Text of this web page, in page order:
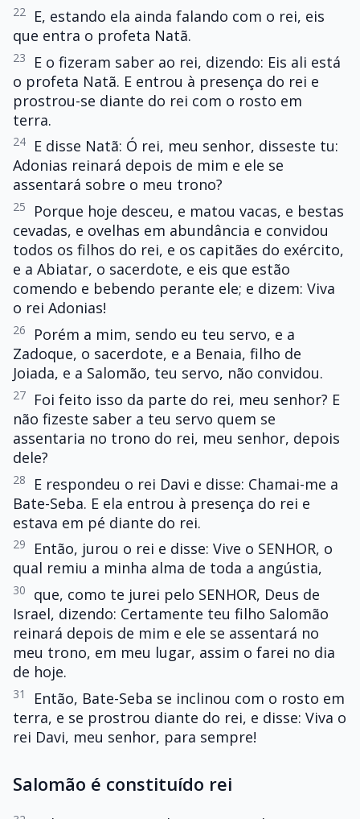
22
E, estando ela ainda falando com o rei, eis
que entra o profeta Natã.
23
E o fizeram saber ao rei, dizendo: Eis ali está
o profeta Natã. E entrou à presença do rei e
prostrou-se diante do rei com o rosto em
terra.
24
E disse Natã: Ó rei, meu senhor, disseste tu:
Adonias reinará depois de mim e ele se
assentará sobre o meu trono?
25
Porque hoje desceu, e matou vacas, e bestas
cevadas, e ovelhas em abundância e convidou
todos os filhos do rei, e os capitães do exército,
e a Abiatar, o sacerdote, e eis que estão
comendo e bebendo perante ele; e dizem: Viva
o rei Adonias!
26
Porém a mim, sendo eu teu servo, e a
Zadoque, o sacerdote, e a Benaia, filho de
Joiada, e a Salomão, teu servo, não convidou.
27
Foi feito isso da parte do rei, meu senhor? E
não fizeste saber a teu servo quem se
assentaria no trono do rei, meu senhor, depois
dele?
28
E respondeu o rei Davi e disse: Chamai-me a
Bate-Seba. E ela entrou à presença do rei e
estava em pé diante do rei.
29
Então, jurou o rei e disse: Vive o SENHOR, o
qual remiu a minha alma de toda a angústia,
30
que, como te jurei pelo SENHOR, Deus de
Israel, dizendo: Certamente teu filho Salomão
reinará depois de mim e ele se assentará no
meu trono, em meu lugar, assim o farei no dia
de hoje.
31
Então, Bate-Seba se inclinou com o rosto em
terra, e se prostrou diante do rei, e disse: Viva o
rei Davi, meu senhor, para sempre!
Salomão é constituído rei